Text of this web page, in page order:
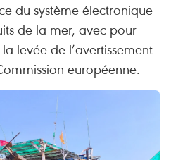
du système électronique
de la mer, avec pour
levée de l’avertissement
européenne.